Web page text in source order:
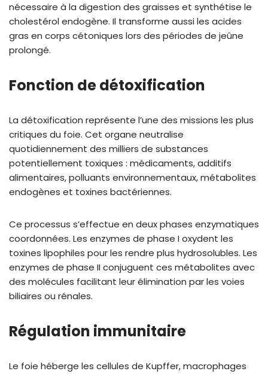
nécessaire à la digestion des graisses et synthétise le
cholestérol endogène. Il transforme aussi les acides
gras en corps cétoniques lors des périodes de jeûne
prolongé.
Fonction de détoxification
La détoxification représente l’une des missions les plus
critiques du foie. Cet organe neutralise
quotidiennement des milliers de substances
potentiellement toxiques : médicaments, additifs
alimentaires, polluants environnementaux, métabolites
endogènes et toxines bactériennes.
Ce processus s’effectue en deux phases enzymatiques
coordonnées. Les enzymes de phase I oxydent les
toxines lipophiles pour les rendre plus hydrosolubles. Les
enzymes de phase II conjuguent ces métabolites avec
des molécules facilitant leur élimination par les voies
biliaires ou rénales.
Régulation immunitaire
Le foie héberge les cellules de Kupffer, macrophages